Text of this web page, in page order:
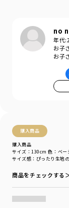
no
年代:
お子
お子
購入商品
購入商品
サイズ感 ：ぴったり 生地
サイズ：130cm 色：ベー
商品をチェックする
着用イメージ
モデル：身
サイズ：サイ
商品番号